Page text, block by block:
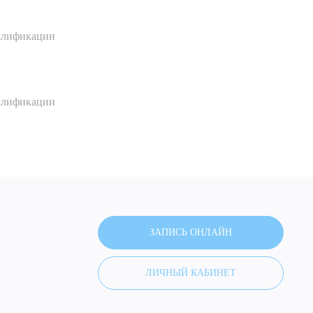
ЗАПИСЬ ОНЛАЙН
ЛИЧНЫЙ КАБИНЕТ